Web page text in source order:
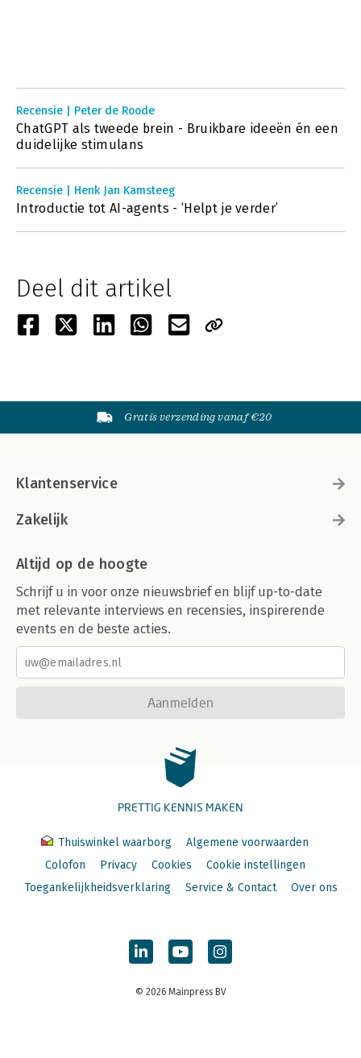
Recensie | Peter de Roode
ChatGPT als tweede brein - Bruikbare ideeën én een
duidelijke stimulans
Recensie | Henk Jan Kamsteeg
Introductie tot AI-agents - ‘Helpt je verder’
Deel dit artikel
Gratis verzending vanaf €20
Klantenservice
Zakelijk
Altijd op de hoogte
Schrijf u in voor onze nieuwsbrief en blijf up-to-date
met relevante interviews en recensies, inspirerende
events en de beste acties.
Aanmelden
PRETTIG KENNIS MAKEN
Thuiswinkel waarborg
Algemene voorwaarden
Colofon
Privacy Cookies
Cookie instellingen
Toegankelijkheidsverklaring
Service & Contact Over ons
© 2026 Mainpress BV